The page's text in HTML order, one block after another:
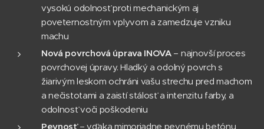
vysokú odolnosť proti mechanickým aj
poveternostným vplyvom a zamedzuje vzniku
machu
Nová povrchová úprava INOVA– najnovší proces
povrchovej úpravy. Hladký a odolný povrch s
žiarivým leskom ochráni vašu strechu pred machom
a nečistotami a zaistí stálosť a intenzitu farby, a
odolnosť voči poškodeniu
Pevnosť– vďaka mimoriadne pevnému betónu